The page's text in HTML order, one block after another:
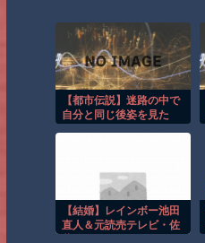
【都市伝説】迷路の中で
自分と同じ後姿を見た
【結婚】レインボー池田
直人＆元読売テレビ・佐